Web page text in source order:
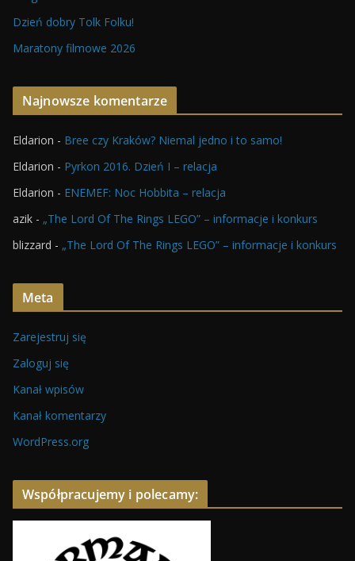
Dzień dobry Tolk Folku!
Maratony filmowe 2026
Najnowsze komentarze
Eldarion - Bree czy Kraków? Niemal jedno i to samo!
Eldarion - Pyrkon 2016. Dzień I – relacja
Eldarion - ENEMEF: Noc Hobbita – relacja
azik - „The Lord Of The Rings LEGO” – informacje i konkurs
blizzard - „The Lord Of The Rings LEGO” – informacje i konkurs
Meta
Zarejestruj się
Zaloguj się
Kanał wpisów
Kanał komentarzy
WordPress.org
Współpracujemy i polecamy: